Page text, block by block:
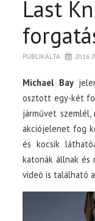
Last
PUBLIKÁLTA 2016.
Michael Bay
osztott egy-két
járművet szemlél,
akciójelenet fog
és kocsik
katonák állnak és
videó is található